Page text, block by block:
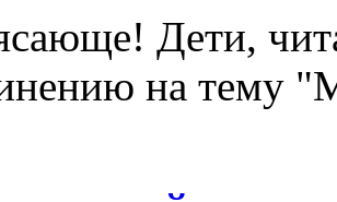
Дети,
на тему